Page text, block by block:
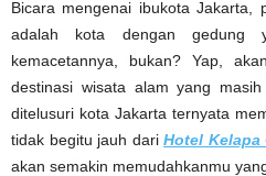
Bicara mengenai ibukota Jakarta,
adalah kota dengan gedung
kemacetannya, bukan? Yap,
destinasi wisata alam yang
ditelusuri kota Jakarta ternyata
tidak begitu jauh dari Hotel Kelapa
akan semakin memudahkanmu